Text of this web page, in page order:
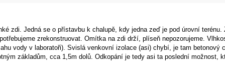
zdi. Jedná se o přístavbu k chalupě, kdy jedna zeď je pod úrovní terénu.
zrekonstruovat. Omítka na zdi drží, plíseň nepozorujeme.
vody v laboratoři). Svislá venkovní izolace (asi) chybí, je tam betonový
základům, cca 1,5m dolů. Odkopání je tedy asi ta poslední možnost,